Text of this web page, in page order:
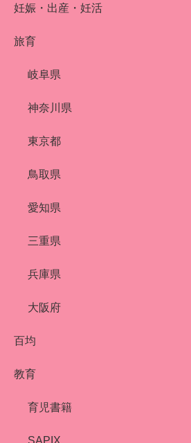
妊娠・出産・妊活
旅育
岐阜県
神奈川県
東京都
鳥取県
愛知県
三重県
兵庫県
大阪府
百均
教育
育児書籍
SAPIX